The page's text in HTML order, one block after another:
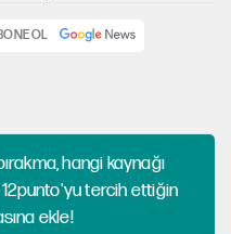
OL
hangi kaynağı
tercih ettiğin
ekle!